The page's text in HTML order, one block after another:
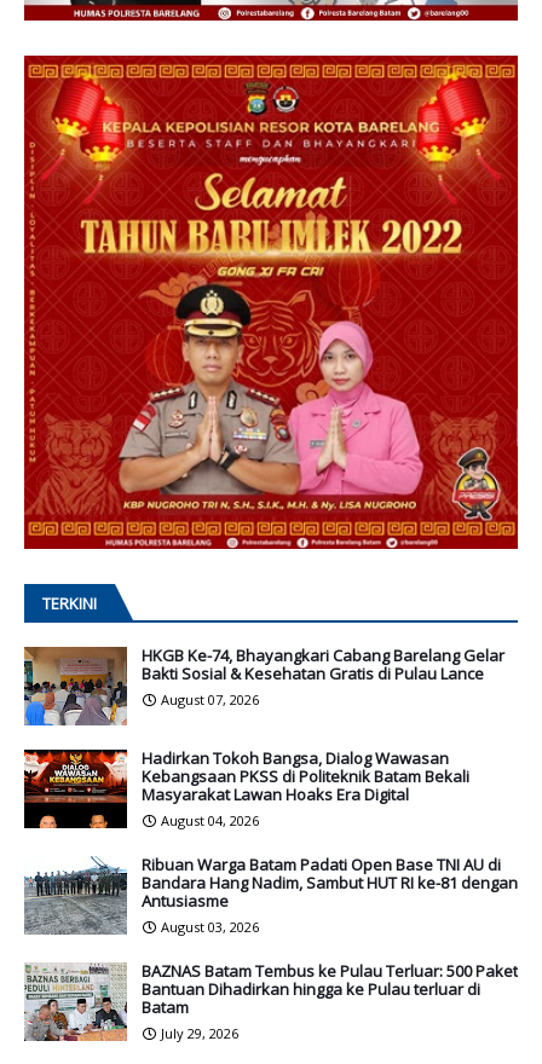
TERKINI
HKGB Ke-74, Bhayangkari Cabang Barelang Gelar
Bakti Sosial & Kesehatan Gratis di Pulau Lance
August 07, 2026
Hadirkan Tokoh Bangsa, Dialog Wawasan
Kebangsaan PKSS di Politeknik Batam Bekali
Masyarakat Lawan Hoaks Era Digital
August 04, 2026
Ribuan Warga Batam Padati Open Base TNI AU di
Bandara Hang Nadim, Sambut HUT RI ke-81 dengan
Antusiasme
August 03, 2026
BAZNAS Batam Tembus ke Pulau Terluar: 500 Paket
Bantuan Dihadirkan hingga ke Pulau terluar di
Batam
July 29, 2026